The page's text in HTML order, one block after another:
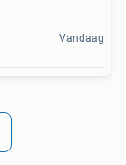
Vandaag